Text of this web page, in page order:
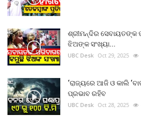
ଶ୍ରୀମନ୍ଦିର ସେବାୟତଙ୍କ
ଝିଅଙ୍କ ସଂଖ୍ୟା...
UBC Desk Oct 29, 2025
‘ରାଜ୍ୟରେ ଆଜି ଓ କାଲି
ପ୍ରଭାବ ରହିବ
UBC Desk Oct 28, 2025